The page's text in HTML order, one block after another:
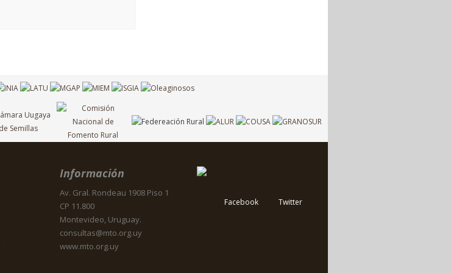
Información
Av. Gral. Rondeau 1908 Piso 1
CP 11.800
Montevideo, Uruguay.
consultas@mto.org.uy
www.mto.org.uy
Facebook Twitter